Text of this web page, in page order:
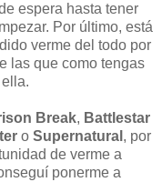
espera hasta tener
Por último, está
verme del todo por
las que como tengas
Break, Battlestar
o Supernatural , por
de verme a
ponerme a